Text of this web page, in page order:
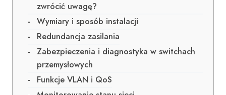
zwrócić uwagę?
Wymiary i sposób instalacji
Redundancja zasilania
Zabezpieczenia i diagnostyka w switchach
przemysłowych
Funkcje VLAN i QoS